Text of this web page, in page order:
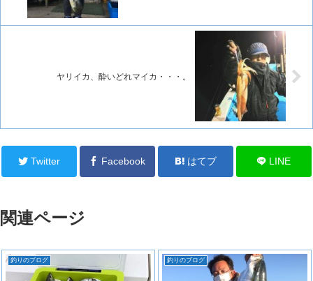
ヤリイカ、酔いどれマイカ・・・。
Twitter Facebook はてブ LINE
関連ページ
釣りのブログ 釣りのブログ